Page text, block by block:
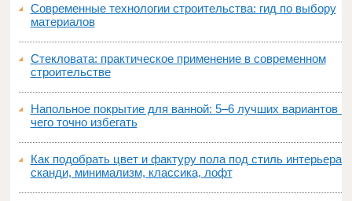
Современные технологии строительства: гид по выбору
материалов
Стекловата: практическое применение в современном
строительстве
Напольное покрытие для ванной: 5–6 лучших вариантов и
чего точно избегать
Как подобрать цвет и фактуру пола под стиль интерьера:
сканди, минимализм, классика, лофт